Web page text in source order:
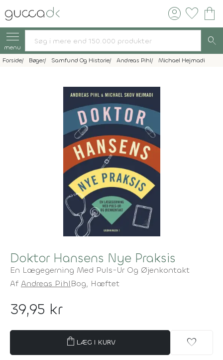
account_circle favorite shopping_bag
menu search
Forside Bøger Samfund Og Historie Andreas Pihl Michael Hejmadi
Doktor Hansens Nye Praksis
En Lægegerning Med Puls-Ur Og Øjenkontakt
Af Andreas PihlBog, Hæftet
39,95 kr
shopping_bag LÆG I KURV favorite